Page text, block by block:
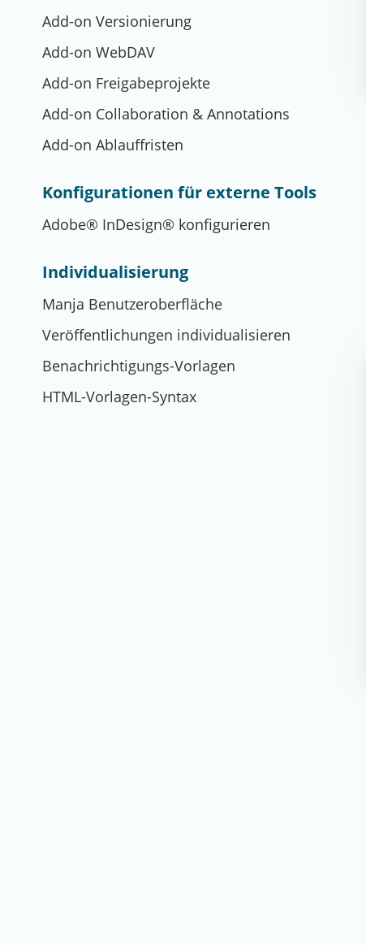
Add-on Versionierung
Add-on WebDAV
Add-on Freigabeprojekte
Add-on Collaboration & Annotations
Add-on Ablauffristen
Konfigurationen für externe Tools
Adobe® InDesign® konfigurieren
Individualisierung
Manja Benutzeroberfläche
Veröffentlichungen individualisieren
Benachrichtigungs-Vorlagen
HTML-Vorlagen-Syntax